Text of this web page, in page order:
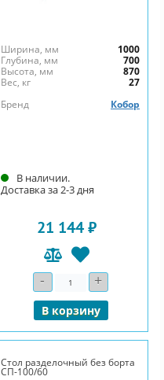
Ширина, мм
1000
Глубина, мм
700
Высота, мм
870
Вес, кг
27
Бренд
Кобор
В наличии.
Доставка за 2-3 дня
21 144 ₽
- Количество+
В корзину
Стол разделочный без борта
СП-100/60